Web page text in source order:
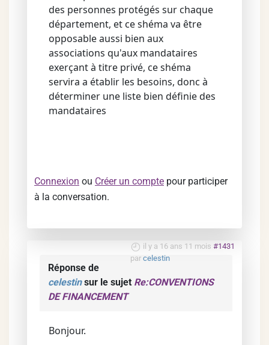
des personnes protégés sur chaque
département, et ce shéma va être
opposable aussi bien aux
associations qu'aux mandataires
exerçant à titre privé, ce shéma
servira a établir les besoins, donc à
déterminer une liste bien définie des
mandataires
Connexion ou Créer un compte pour participer
à la conversation.
il y a 16 ans 11 mois #1431
par celestin
Réponse de
celestinsur le sujet Re:CONVENTIONS
DE FINANCEMENT
Bonjour.